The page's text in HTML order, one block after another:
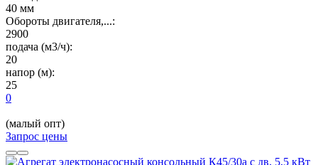
40 мм
Обороты двигателя,...:
2900
подача (м3/ч):
20
напор (м):
25
0
(малый опт)
Запрос цены